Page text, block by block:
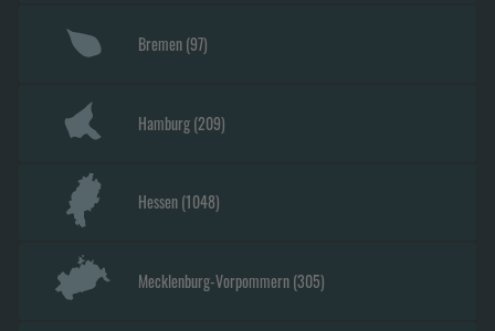
Bremen(97)
Hamburg(209)
Hessen(1048)
Mecklenburg-Vorpommern(305)